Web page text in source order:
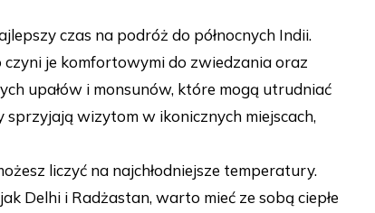
czas na podróż do północnych Indii.
je komfortowymi do zwiedzania oraz
upałów i monsunów, które mogą utrudniać
sprzyjają wizytom w ikonicznych miejscach,
liczyć na najchłodniejsze temperatury.
Delhi i Radżastan, warto mieć ze sobą ciepłe